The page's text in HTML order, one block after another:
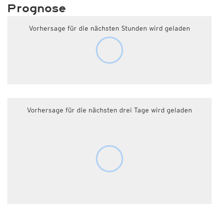
Prognose
Vorhersage für die nächsten Stunden wird geladen
Vorhersage für die nächsten drei Tage wird geladen